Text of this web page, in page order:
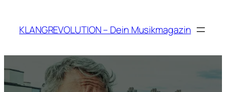
springen
KLANGREVOLUTION – Dein Musikmagazin